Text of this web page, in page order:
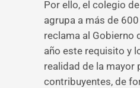
Por ello, el colegio
agrupa a más de
reclama al Gobierno
año este requisito y
realidad de la mayor
contribuyentes, de